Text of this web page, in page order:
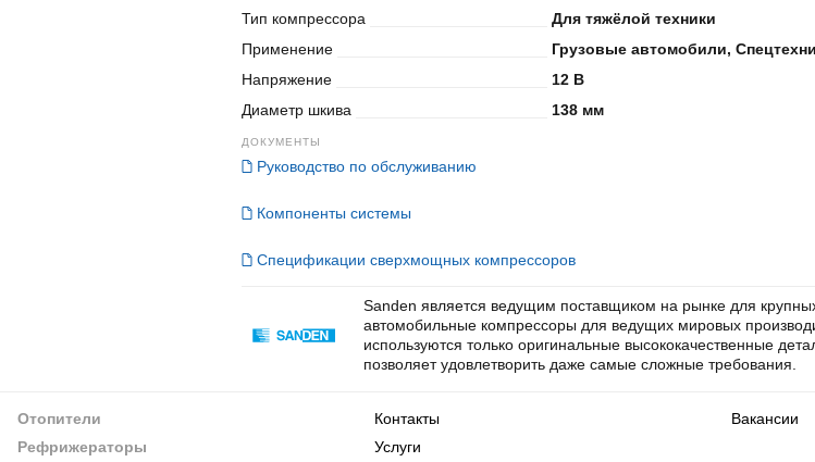
Тип компрессора
Для тяжёлой техники
Применение
Грузовые автомобили,
Напряжение
12 В
Диаметр шкива
138 мм
ДОКУМЕНТЫ
Руководство по обслуживанию
Компоненты системы
Спецификации сверхмощных компрессоров
Sanden является ведущим поставщиком на рынке для
автомобильные компрессоры для ведущих мировых
используются только оригинальные высококачественные
позволяет удовлетворить даже самые сложные требования.
Отопители
Рефрижераторы
Контакты
Услуги
Вакансии